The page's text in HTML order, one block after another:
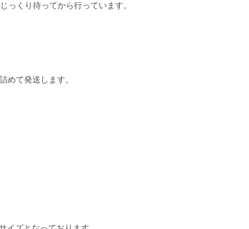
っくり待ってから行っています。
めて発送します。